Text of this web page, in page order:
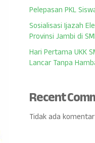
Pelepasan PKL
Sosialisasi Ijazah
Provinsi Jambi di
Hari Pertama UKK
Lancar Tanpa
Recent
Tidak ada